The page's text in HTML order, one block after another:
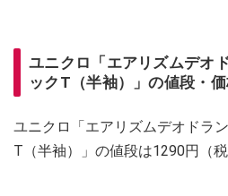
ユニクロ「エアリズムデオ
ックT（半袖）」の値段・
ユニクロ「エアリズムデオドラ
T（半袖）」の値段は1290円（税